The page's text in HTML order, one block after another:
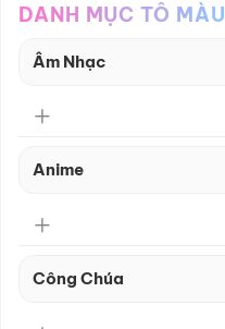
DANH MỤC TÔ MÀU
Âm Nhạc
Anime
Công Chúa